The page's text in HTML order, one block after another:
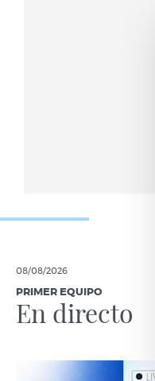
08/08/2026
PRIMER EQUIPO
En directo